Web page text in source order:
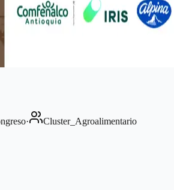
· Cluster_Agroalimentario